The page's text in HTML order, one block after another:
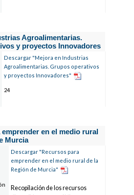
Agroalimentarias.
y proyectos Innovadores
Descargar "Mejora en Industrias
Agroalimentarias. Grupos operativos
y proyectos Innovadores"
24
en el medio rural
Murcia
Descargar "Recursos para
emprender en el medio rural de la
Región de Murcia"
Recopilación de los recursos